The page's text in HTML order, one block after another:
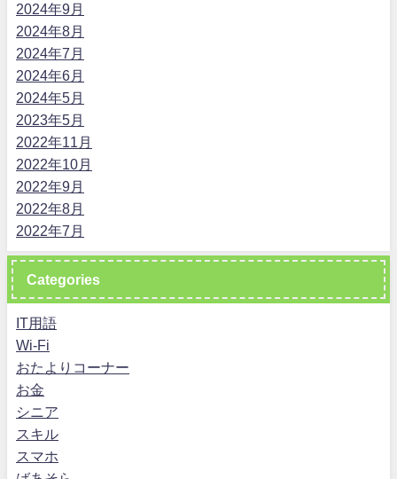
2024年9月
2024年8月
2024年7月
2024年6月
2024年5月
2023年5月
2022年11月
2022年10月
2022年9月
2022年8月
2022年7月
Categories
IT用語
Wi-Fi
おたよりコーナー
お金
シニア
スキル
スマホ